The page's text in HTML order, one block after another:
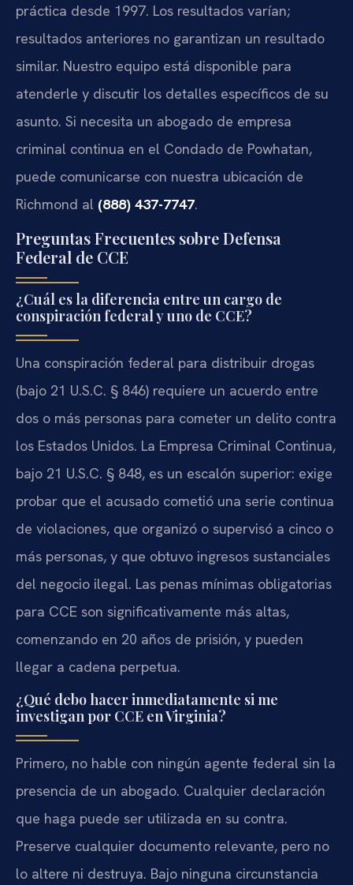
práctica desde 1997. Los resultados varían;
resultados anteriores no garantizan un resultado
similar. Nuestro equipo está disponible para
atenderle y discutir los detalles específicos de su
asunto. Si necesita un abogado de empresa
criminal continua en el Condado de Powhatan,
puede comunicarse con nuestra ubicación de
Richmond al (888) 437-7747.
Preguntas Frecuentes sobre Defensa
Federal de CCE
¿Cuál es la diferencia entre un cargo de
conspiración federal y uno de CCE?
Una conspiración federal para distribuir drogas
(bajo 21 U.S.C. § 846) requiere un acuerdo entre
dos o más personas para cometer un delito contra
los Estados Unidos. La Empresa Criminal Continua,
bajo 21 U.S.C. § 848, es un escalón superior: exige
probar que el acusado cometió una serie continua
de violaciones, que organizó o supervisó a cinco o
más personas, y que obtuvo ingresos sustanciales
del negocio ilegal. Las penas mínimas obligatorias
para CCE son significativamente más altas,
comenzando en 20 años de prisión, y pueden
llegar a cadena perpetua.
¿Qué debo hacer inmediatamente si me
investigan por CCE en Virginia?
Primero, no hable con ningún agente federal sin la
presencia de un abogado. Cualquier declaración
que haga puede ser utilizada en su contra.
Preserve cualquier documento relevante, pero no
lo altere ni destruya. Bajo ninguna circunstancia